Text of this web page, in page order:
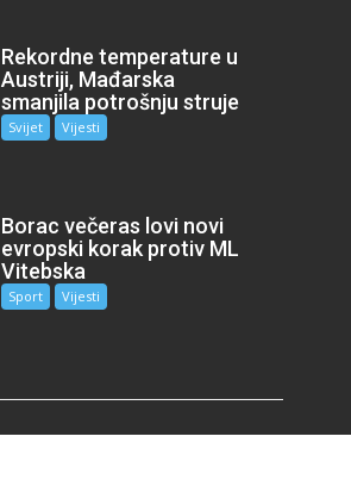
Rekordne temperature u
Austriji, Mađarska
smanjila potrošnju struje
Svijet Vijesti
Borac večeras lovi novi
evropski korak protiv ML
Vitebska
Sport Vijesti